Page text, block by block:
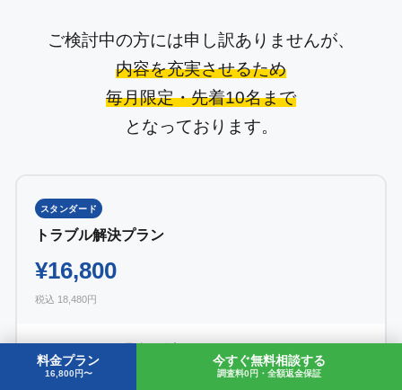
ご検討中の方には申し訳ありませんが、
内容を充実させるため
毎月限定・先着10名まで
となっております。
スタンダード
トラブル解決プラン
¥16,800
税込 18,480円
WordPressログインできない状態の復旧
料金プラン
16,800円〜
今すぐ無料相談する
調査料0円・全額返金保証